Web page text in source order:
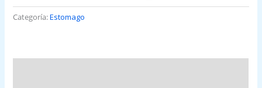
Categoría:Estomago